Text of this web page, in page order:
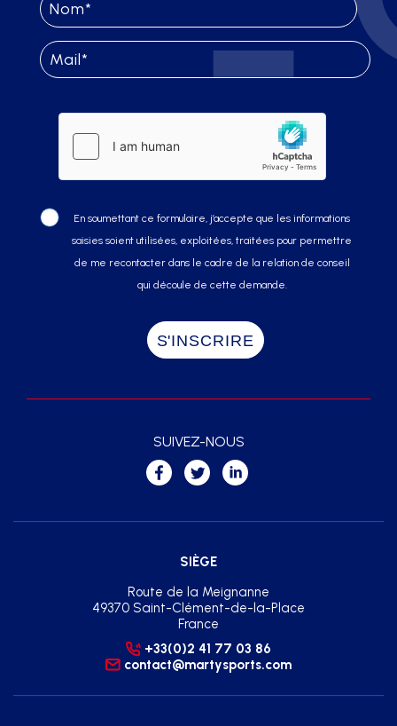
En soumettant ce formulaire, j’accepte que les informations
saisies soient utilisées, exploitées, traitées pour permettre
de me recontacter dans le cadre de la relation de conseil
qui découle de cette demande.
SIÈGE
Route de la Meignanne
49370 Saint-Clément-de-la-Place
France
+33(0)2 41 77 03 86
contact@martysports.com
SUIVEZ-NOUS